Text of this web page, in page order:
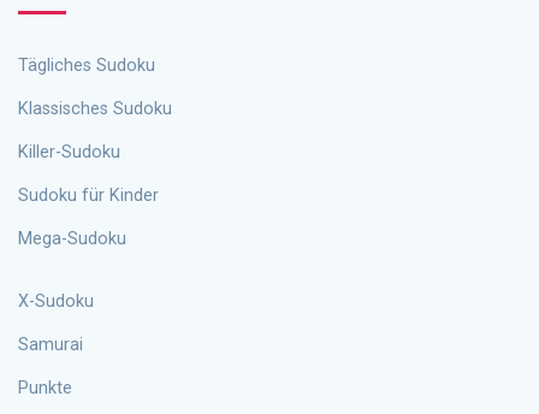
Tägliches Sudoku
Klassisches Sudoku
Killer-Sudoku
Sudoku für Kinder
Mega-Sudoku
X-Sudoku
Samurai
Punkte